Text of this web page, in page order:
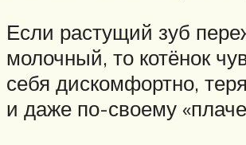
Если растущий зуб
молочный, то котёнок
себя дискомфортно,
и даже по-своему